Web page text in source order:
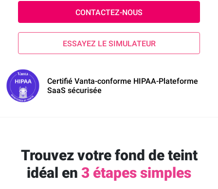
CONTACTEZ-NOUS
ESSAYEZ LE SIMULATEUR
Certifié Vanta-conforme HIPAA-Plateforme
SaaS sécurisée
Trouvez votre fond de teint
idéal en 3 étapes simples